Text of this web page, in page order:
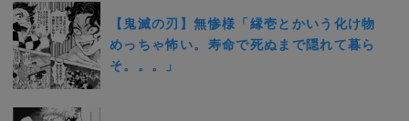
【鬼滅の刃】無惨様「縁壱とかいう化け物
めっちゃ怖い。寿命で死ぬまで隠れて暮ら
そ。。。」